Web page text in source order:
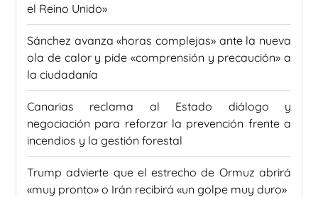
el Reino Unido»
Sánchez avanza «horas complejas» ante la nueva
ola de calor y pide «comprensión y precaución» a
la ciudadanía
Canarias reclama al Estado diálogo y
negociación para reforzar la prevención frente a
incendios y la gestión forestal
Trump advierte que el estrecho de Ormuz abrirá
«muy pronto» o Irán recibirá «un golpe muy duro»